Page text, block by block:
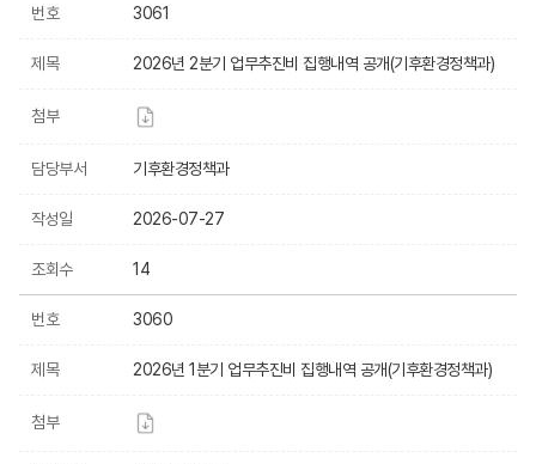
번호 3061
제목 2026년 2분기 업무추진비 집행내역 공개(기후환경정책과)
첨부
담당부서 기후환경정책과
작성일 2026-07-27
조회수 14
번호 3060
제목 2026년 1분기 업무추진비 집행내역 공개(기후환경정책과)
첨부